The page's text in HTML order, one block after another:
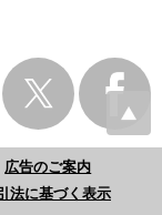
広告のご案内
法に基づく表示